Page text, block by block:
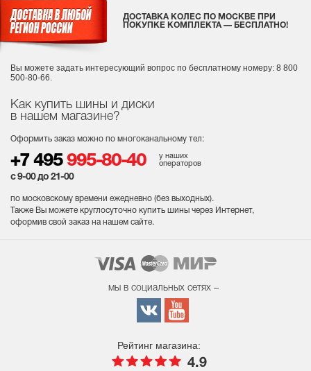
Как купить шины и диски
в нашем магазине?
Оформить заказ можно по многоканальному тел:
+7 495 995-80-40
у наших
операторов
с 9-00 до 21-00
по московскому времени ежедневно (без выходных).
Также Вы можете круглосуточно купить шины через Интернет,
оформив свой заказ на нашем сайте.
ДОСТАВКА КОЛЕС ПО МОСКВЕ ПРИ
ПОКУПКЕ КОМПЛЕКТА — БЕСПЛАТНО!
Вы можете задать интересующий вопрос по бесплатному номеру: 8 800
500-80-66.
мы в социальных сетях –
Рейтинг магазина:
4.9